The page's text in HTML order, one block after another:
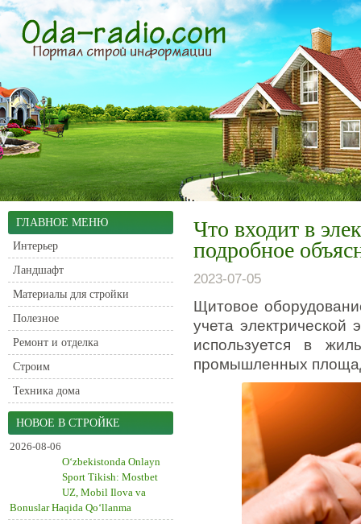
ГЛАВНОЕ МЕНЮ
Интерьер
Ландшафт
Материалы для стройки
Полезное
Ремонт и отделка
Строим
Техника дома
НОВОЕ В СТРОЙКЕ
2026-08-06
O‘zbekistonda Onlayn
Sport Tikish: Mostbet
UZ, Mobil Ilova va
Bonuslar Haqida Qo‘llanma
Что входит в
подробное
2023-07-05
Щитовое
учета электрической
используется в
промышленных